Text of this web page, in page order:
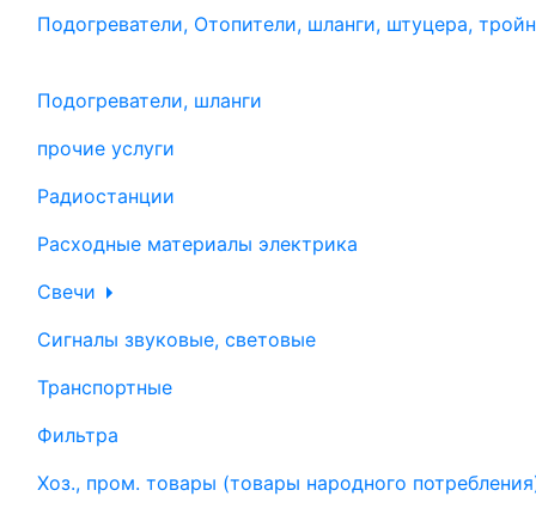
Подогреватели, Отопители, шланги, штуцера,
Подогреватели, шланги
прочие услуги
Радиостанции
Расходные материалы электрика
Свечи
Сигналы звуковые, световые
Транспортные
Фильтра
Хоз., пром. товары (товары народного